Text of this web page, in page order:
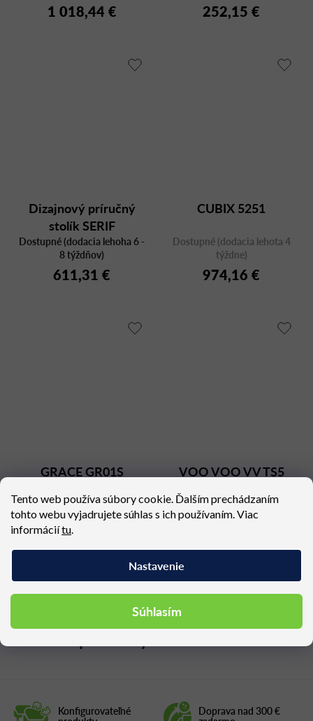
Tento web používa súbory cookie. Ďalším prechádzaním
tohto webu vyjadrujete súhlas s ich používaním. Viac
informáciítu
Nastavenie
Súhlasím
Konfigurovateľné Doprava nad 300 €
1 018,44 € 252,15 €
Dizajnový príručný
stolík SERIF
SE/OT/DD, dub,
okrúhly
Dostupné (dodacia lehoha 6 -
8 týždňov)
611,31 €
CUBIX 5251
Dostupné (dodacia lehota 4
týždne)
974,16 €
GRACE GR01S
Dostupné (dodacia lehota 4 - 6
týždňov)
621,15 €
VOO VOO VV TS5
Dostupné (dodacia lehota 4 - 8
týždňov)